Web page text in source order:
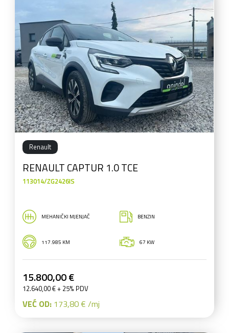
Renault
RENAULT CAPTUR 1.0 TCE
113014/ZG2426IS
MEHANIČKI MJENJAČ BENZIN
117.985 KM 67 KW
15.800,00 €
12.640,00 € + 25% PDV
VEĆ OD: 173,80 € /mj